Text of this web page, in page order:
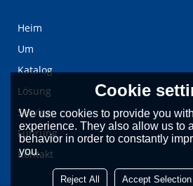
Heim
Um
Katalog
Lösung
Service
Führung
Kontakt
Cookie
We use cookies to provide you
experience. They also allow us to
behavior in order to constantly
you.
Reject All Accept Selection